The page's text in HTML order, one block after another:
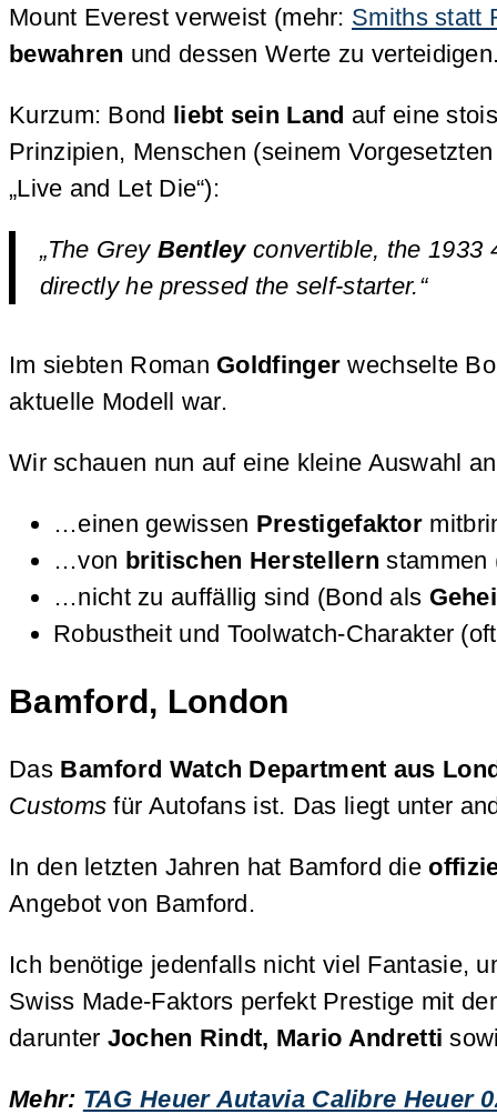
Mount Everest verweist (mehr: Smiths statt
bewahren und dessen Werte zu
Kurzum: Bond liebt sein Land auf eine
Prinzipien, Menschen (seinem
„Live and Let Die“):
„The Grey Bentley convertible, the 1933
directly he pressed the self-starter.“
Im siebten Roman Goldfingerwechselte
aktuelle Modell war.
Wir schauen nun auf eine kleine Auswahl
…einen gewissen Prestigefaktor
…von britischen Herstellern stammen
…nicht zu auffällig sind (Bond als
Robustheit und Toolwatch-Charakter
Bamford, London
Das Bamford Watch Department aus
Customs für Autofans ist. Das liegt unter
In den letzten Jahren hat Bamford die
Angebot von Bamford.
Ich benötige jedenfalls nicht viel Fantasie,
Swiss Made-Faktors perfekt Prestige mit
darunter Jochen Rindt, Mario Andretti
Mehr: TAG Heuer Autavia Calibre Heuer